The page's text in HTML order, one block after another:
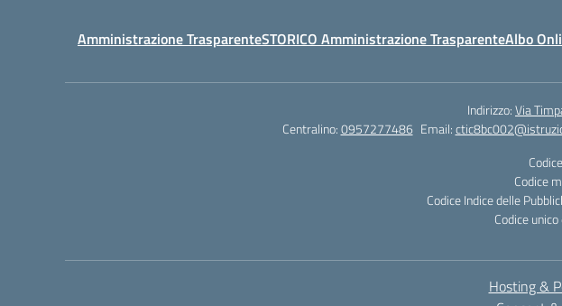
Amministrazione TrasparenteSTORICO Amministrazione TrasparenteAlbo
Indirizzo:Via
Centralino:0957277486 Email:
Codice
Codice Indice delle
Codice
Hosting &